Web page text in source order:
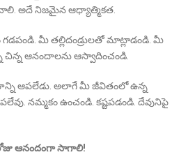
అదే నిజమైన ఆధ్యాత్మికత.
మీ తల్లిదండ్రులతో మాట్లాడండి. మీ
చిన్న ఆనందాలను ఆస్వాదించండి.
ఆపలేడు. అలాగే మీ జీవితంలో ఉన్న
నమ్మకం ఉంచండి. కష్టపడండి. దేవునిపై
ఆనందంగా సాగాలి!